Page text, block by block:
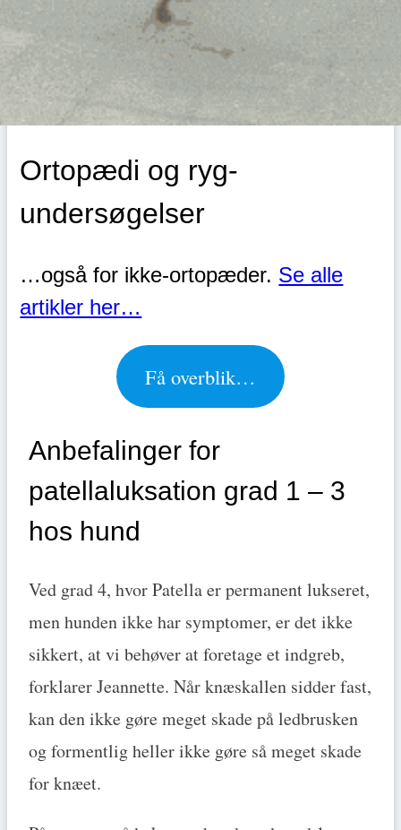
Ortopædi og ryg-
undersøgelser
…også for ikke-ortopæder. Se alle
artikler her…
Få overblik…
Anbefalinger for
patellaluksation grad 1 – 3
hos hund
Ved grad 4, hvor Patella er permanent lukseret,
men hunden ikke har symptomer, er det ikke
sikkert, at vi behøver at foretage et indgreb,
forklarer Jeannette. Når knæskallen sidder fast,
kan den ikke gøre meget skade på ledbrusken
og formentlig heller ikke gøre så meget skade
for knæet.